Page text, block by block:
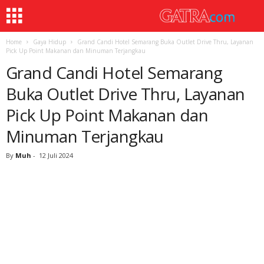
Home Gaya Hidup
Grand Candi Hotel Semarang Buka Outlet Drive Thru, Layanan
Pick Up Point Makanan dan Minuman Terjangkau
Grand Candi Hotel Semarang
Buka Outlet Drive Thru, Layanan
Pick Up Point Makanan dan
Minuman Terjangkau
By Muh - 12 Juli 2024